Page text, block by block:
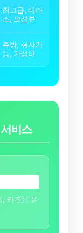
최고급, 테라
스, 오션뷰
주방, 취사가
능, 가성비
비스
, 키즈풀 운